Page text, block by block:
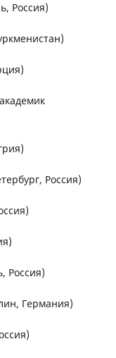
Россия)
Россия)
Россия)
Германия)